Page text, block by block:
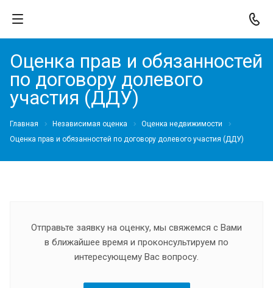
Оценка прав и обязанностей
по договору долевого
участия (ДДУ)
Главная Независимая оценка
Оценка недвижимости
Оценка прав и обязанностей по договору долевого участия (ДДУ)
Отправьте заявку на оценку, мы свяжемся с Вами
в ближайшее время и проконсультируем по
интересующему Вас вопросу.